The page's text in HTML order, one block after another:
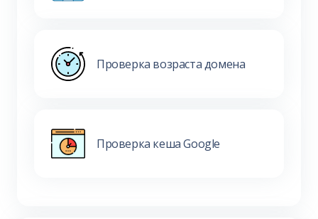
Проверка возраста домена
Проверка кеша Google